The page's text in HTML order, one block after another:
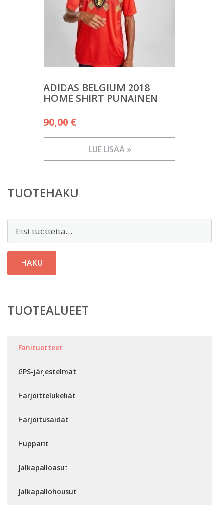
ADIDAS BELGIUM 2018
HOME SHIRT PUNAINEN
90,00 €
LUE LISÄÄ »
TUOTEHAKU
HAKU
TUOTEALUEET
Fanituotteet
GPS-järjestelmät
Harjoittelukehät
Harjoitusaidat
Hupparit
Jalkapalloasut
Jalkapallohousut